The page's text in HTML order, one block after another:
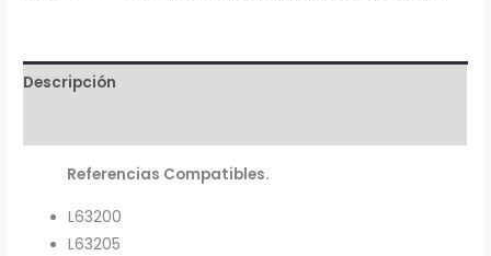
Universal
714-
cantidad
Descripción
Referencias Compatibles.
L63200
L63205